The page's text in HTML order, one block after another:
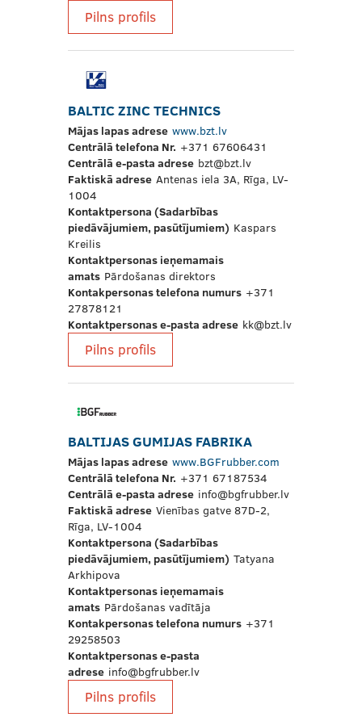
Pilns profils
BALTIC ZINC TECHNICS
Mājas lapas adrese www.bzt.lv
Centrālā telefona Nr. +371 67606431
Centrālā e-pasta adrese bzt@bzt.lv
Faktiskā adrese Antenas iela 3A, Rīga, LV-
1004
Kontaktpersona (Sadarbības
piedāvājumiem, pasūtījumiem) Kaspars
Kreilis
Kontaktpersonas ieņemamais
amats Pārdošanas direktors
Kontakpersonas telefona numurs +371
27878121
Kontaktpersonas e-pasta adrese kk@bzt.lv
Pilns profils
BALTIJAS GUMIJAS FABRIKA
Mājas lapas adrese www.BGFrubber.com
Centrālā telefona Nr. +371 67187534
Centrālā e-pasta adrese info@bgfrubber.lv
Faktiskā adrese Vienības gatve 87D-2,
Rīga, LV-1004
Kontaktpersona (Sadarbības
piedāvājumiem, pasūtījumiem) Tatyana
Arkhipova
Kontaktpersonas ieņemamais
amats Pārdošanas vadītāja
Kontakpersonas telefona numurs +371
29258503
Kontaktpersonas e-pasta
adrese info@bgfrubber.lv
Pilns profils